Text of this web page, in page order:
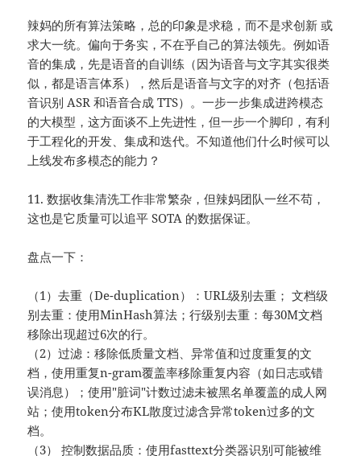
辣妈的所有算法策略，总的印象是求稳，而不是求创新 或
求大一统。偏向于务实，不在乎自己的算法领先。例如语
音的集成，先是语音的自训练（因为语音与文字其实很类
似，都是语言体系），然后是语音与文字的对齐（包括语
音识别 ASR 和语音合成 TTS）。一步一步集成进跨模态
的大模型，这方面谈不上先进性，但一步一个脚印，有利
于工程化的开发、集成和迭代。不知道他们什么时候可以
上线发布多模态的能力？
11. 数据收集清洗工作非常繁杂，但辣妈团队一丝不苟，
这也是它质量可以追平 SOTA 的数据保证。
盘点一下：
（1）去重（De-duplication）：URL级别去重； 文档级
别去重：使用MinHash算法；行级别去重：每30M文档
移除出现超过6次的行。
（2）过滤：移除低质量文档、异常值和过度重复的文
档，使用重复n-gram覆盖率移除重复内容（如日志或错
误消息）；使用"脏词"计数过滤未被黑名单覆盖的成人网
站；使用token分布KL散度过滤含异常token过多的文
档。
（3） 控制数据品质：使用fasttext分类器识别可能被维